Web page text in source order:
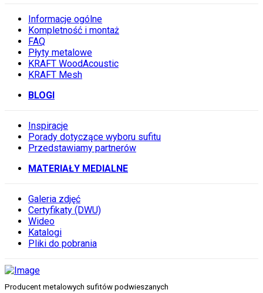
Informacje ogólne
Kompletność i montaż
FAQ
Płyty metalowe
KRAFT WoodAcoustic
KRAFT Mesh
BLOGI
Inspiracje
Porady dotyczące wyboru sufitu
Przedstawiamy partnerów
MATERIAŁY MEDIALNE
Galeria zdjęć
Certyfikaty (DWU)
Wideo
Katalogi
Pliki do pobrania
Producent metalowych sufitów podwieszanych